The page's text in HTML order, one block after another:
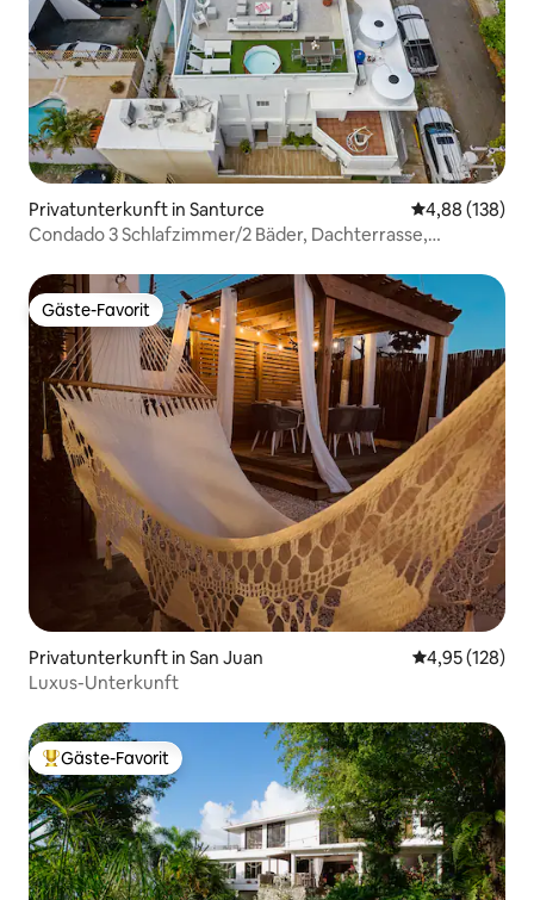
Privatunterkunft in Santurce
4,88 (138)
Condado 3 Schlafzimmer/2 Bäder, Dachterrasse,
Gäste-Favorit
Gäste-Favorit
Privatunterkunft in San Juan
4,95 (128)
Luxus-Unterkunft
Beliebter Gäste-Favorit.
Gäste-Favorit